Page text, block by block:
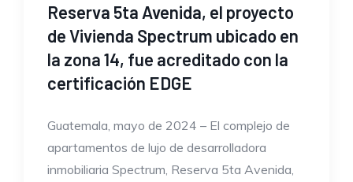
Reserva 5ta Avenida, el proyecto
de Vivienda Spectrum ubicado en
la zona 14, fue acreditado con la
certificación EDGE
Guatemala, mayo de 2024 – El complejo de
apartamentos de lujo de desarrolladora
inmobiliaria Spectrum, Reserva 5ta Avenida,